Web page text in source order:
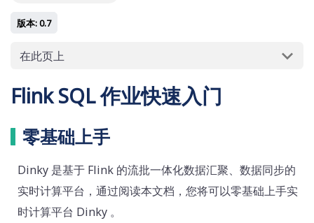
版本: 0.7
在此页上
Flink SQL 作业快速入门
零基础上手
Dinky 是基于 Flink 的流批一体化数据汇聚、数据同步的
实时计算平台，通过阅读本文档，您将可以零基础上手实
时计算平台 Dinky 。